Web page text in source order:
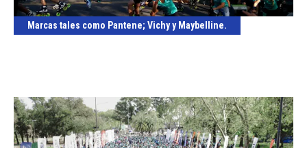
Marcas tales como Pantene; Vichy y Maybelline.